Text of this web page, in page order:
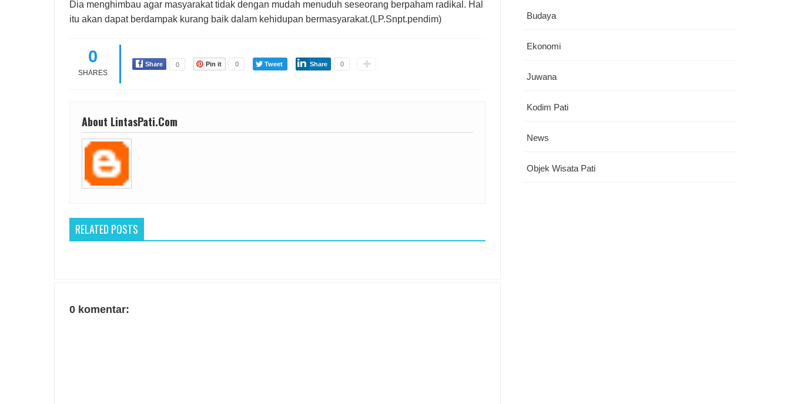
Dia menghimbau agar masyarakat tidak dengan mudah menuduh seseorang berpaham radikal. Hal
itu akan dapat berdampak kurang baik dalam kehidupan bermasyarakat.(LP.Snpt.pendim)
0
SHARES
Share 0 Pin it 0 Tweet Share 0
About LintasPati.Com
RELATED POSTS
0 komentar:
Budaya
Ekonomi
Juwana
Kodim Pati
News
Objek Wisata Pati